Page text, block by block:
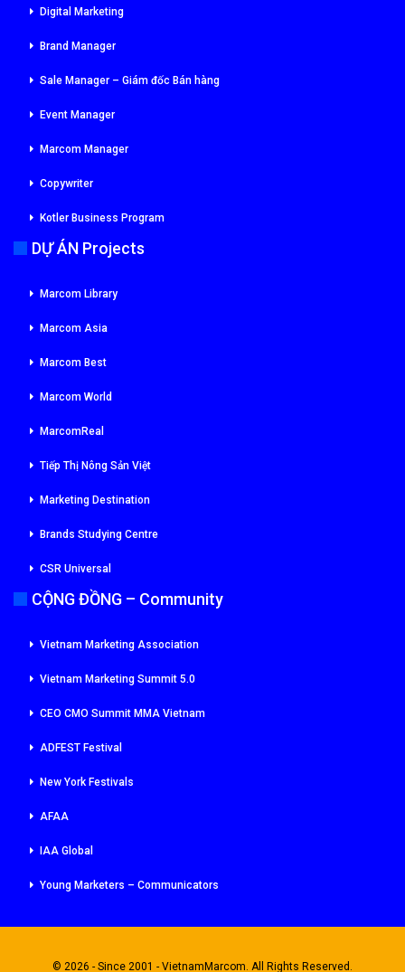
Digital Marketing
Brand Manager
Sale Manager – Giám đốc Bán hàng
Event Manager
Marcom Manager
Copywriter
Kotler Business Program
DỰ ÁN Projects
Marcom Library
Marcom Asia
Marcom Best
Marcom World
MarcomReal
Tiếp Thị Nông Sản Việt
Marketing Destination
Brands Studying Centre
CSR Universal
CỘNG ĐỒNG – Community
Vietnam Marketing Association
Vietnam Marketing Summit 5.0
CEO CMO Summit MMA Vietnam
ADFEST Festival
New York Festivals
AFAA
IAA Global
Young Marketers – Communicators
© 2026 - Since 2001 - VietnamMarcom. All Rights Reserved.